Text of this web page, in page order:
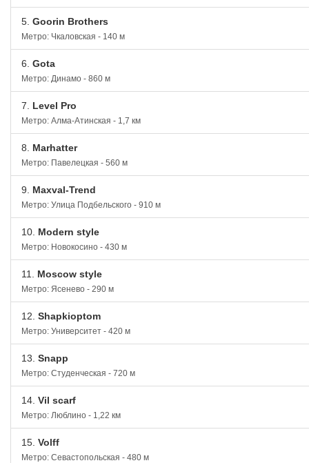
5. Goorin Brothers
Метро: Чкаловская - 140 м
6. Gota
Метро: Динамо - 860 м
7. Level Pro
Метро: Алма-Атинская - 1,7 км
8. Marhatter
Метро: Павелецкая - 560 м
9. Maxval-Trend
Метро: Улица Подбельского - 910 м
10. Modern style
Метро: Новокосино - 430 м
11. Moscow style
Метро: Ясенево - 290 м
12. Shapkioptom
Метро: Университет - 420 м
13. Snapp
Метро: Студенческая - 720 м
14. Vil scarf
Метро: Люблино - 1,22 км
15. Volff
Метро: Севастопольская - 480 м